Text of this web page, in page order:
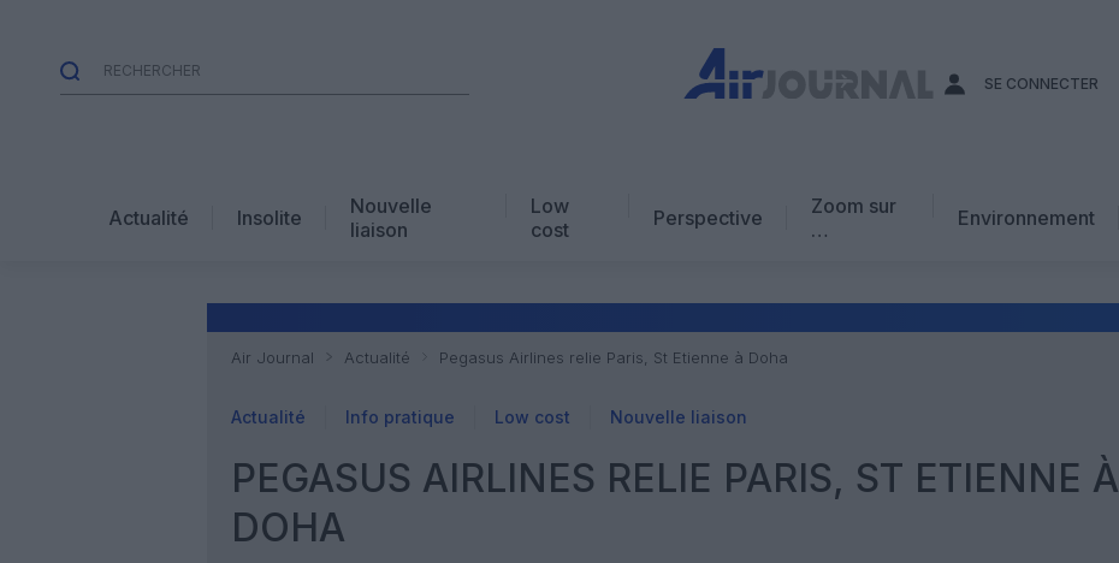
SE CONNECTER
Actualité Insolite
Nouvelle
liaison
Low
cost
Perspective
Zoom sur
…
Environnement
Air Journal Actualité Pegasus Airlines relie Paris, St Etienne à Doha
Actualité Info pratique Low cost Nouvelle liaison
PEGASUS AIRLINES RELIE PARIS, ST ETIENNE À
DOHA